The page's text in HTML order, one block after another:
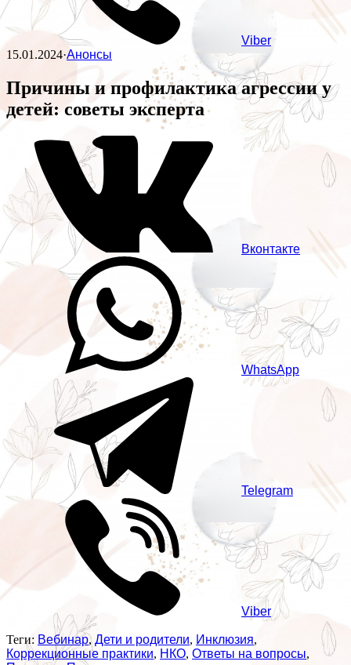
Viber
15.01.2024·Анонсы
Причины и профилактика агрессии у
детей: советы эксперта
Вконтакте
WhatsApp
Telegram
Viber
Теги: Вебинар, Дети и родители, Инклюзия,
Коррекционные практики, НКО, Ответы на вопросы,